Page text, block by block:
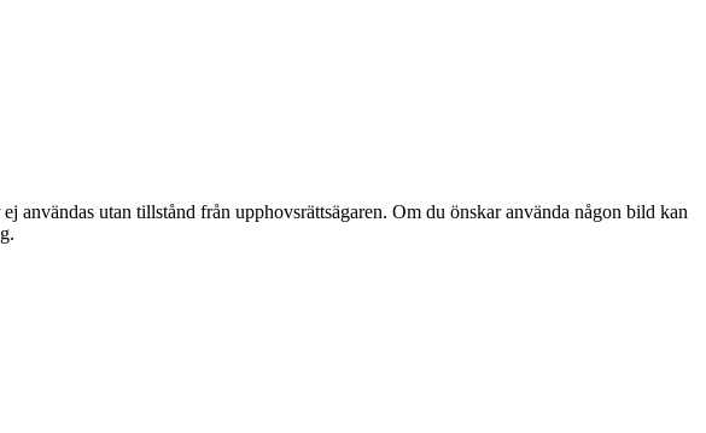
utan tillstånd från upphovsrättsägaren. Om du önskar använda någon bild kan